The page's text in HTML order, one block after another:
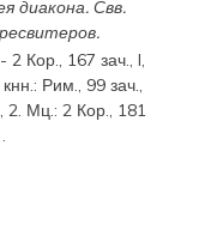
диакона. Свв.
2 Кор., 167 зач., I,
Рим., 99 зач.,
2. Мц.: 2 Кор., 181
.